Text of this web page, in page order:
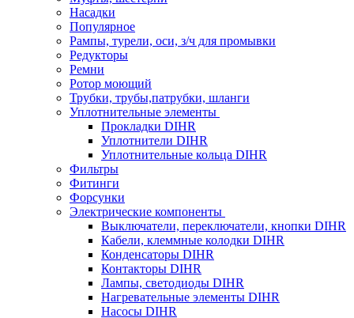
Насадки
Популярное
Рампы, турели, оси, з/ч для промывки
Редукторы
Ремни
Ротор моющий
Трубки, трубы,патрубки, шланги
Уплотнительные элементы
Прокладки DIHR
Уплотнители DIHR
Уплотнительные кольца DIHR
Фильтры
Фитинги
Форсунки
Электрические компоненты
Выключатели, переключатели, кнопки DIHR
Кабели, клеммные колодки DIHR
Конденсаторы DIHR
Контакторы DIHR
Лампы, светодиоды DIHR
Нагревательные элементы DIHR
Насосы DIHR